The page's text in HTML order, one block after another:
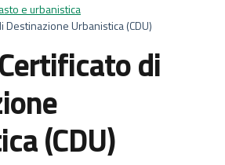
e urbanistica
Destinazione Urbanistica (CDU)
di
(CDU)